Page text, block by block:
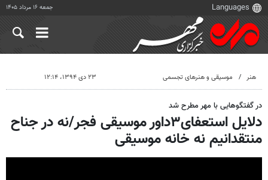
جمعه ۱۶ مرداد ۱۴۰۵
هنر موسیقی و هنرهای تجسمی ۲۳ دی ۱۳۹۴، ۱۲:۱۴
در گفتگوهایی با مهر مطرح شد
دلایل استعفای۳داور موسیقی فجر/نه در جناح
منتقدانیم نه خانه موسیقی